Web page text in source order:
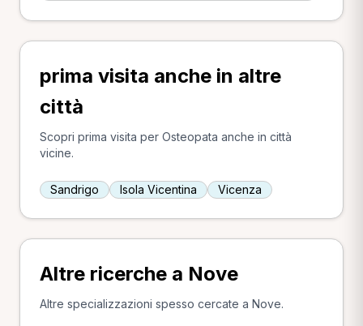
prima visita anche in altre
città
Scopri prima visita per Osteopata anche in città
vicine.
Sandrigo Isola Vicentina Vicenza
Altre ricerche a Nove
Altre specializzazioni spesso cercate a Nove.